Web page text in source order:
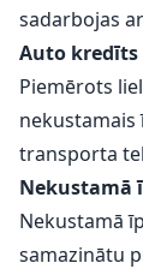
sadarbojas
Auto kredīts
Piemērots
nekustamais
transporta
Nekustamā
Nekustamā
samazinātu